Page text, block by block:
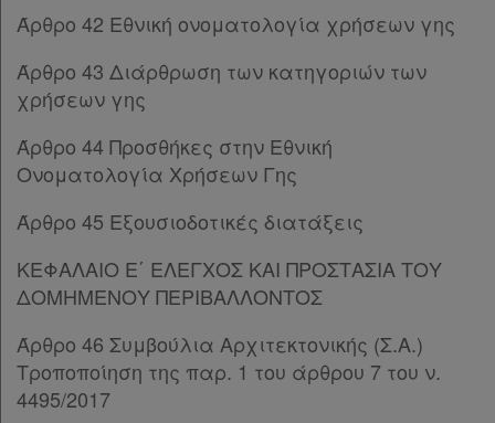
χρήσης
Πολιτική
απορρήτου
και
cookies
Απόκτηση
Συνδρομής
ΚΕΦΑΛΑΙΟ Η΄ [-]
Άρθρο 87
Άρθρο 88 [-]
Παρ.1
Παρ.2
Παρ.2α
Παρ.4
Άρθρο 89
Παρ.1
Παρ.2
Παρ.3
Άρθρο 90 [-]
Παρ.1
Άρθρο 42 Εθνική ονοματολογία χρήσεων γης
Άρθρο 43 Διάρθρωση των κατηγοριών των
χρήσεων γης
Άρθρο 44 Προσθήκες στην Εθνική
Ονοματολογία Χρήσεων Γης
Άρθρο 45 Εξουσιοδοτικές διατάξεις
ΚΕΦΑΛΑΙΟ Ε΄ ΕΛΕΓΧΟΣ ΚΑΙ ΠΡΟΣΤΑΣΙΑ ΤΟΥ
ΔΟΜΗΜΕΝΟΥ ΠΕΡΙΒΑΛΛΟΝΤΟΣ
Άρθρο 46 Συμβούλια Αρχιτεκτονικής (Σ.Α.)
Τροποποίηση της παρ. 1 του άρθρου 7 του ν.
4495/2017